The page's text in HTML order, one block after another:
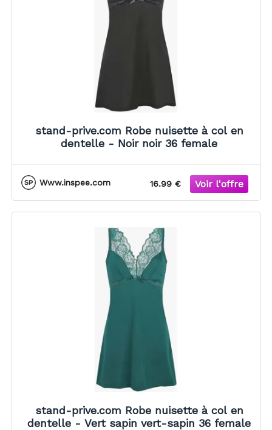
stand-prive.com Robe nuisette à col en
dentelle - Noir noir 36 female
Www.inspee.com 16.99 €
stand-prive.com Robe nuisette à col en
dentelle - Vert sapin vert-sapin 36 female